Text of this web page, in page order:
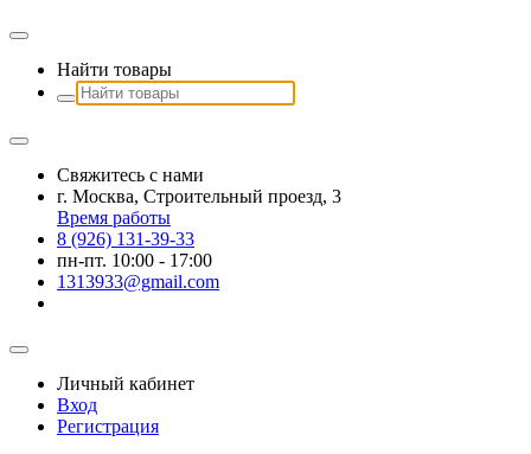
Найти товары
Свяжитесь с нами
г. Москва, Строительный проезд, 3
Время работы
8 (926) 131-39-33
пн-пт. 10:00 - 17:00
1313933@gmail.com
Личный кабинет
Вход
Регистрация